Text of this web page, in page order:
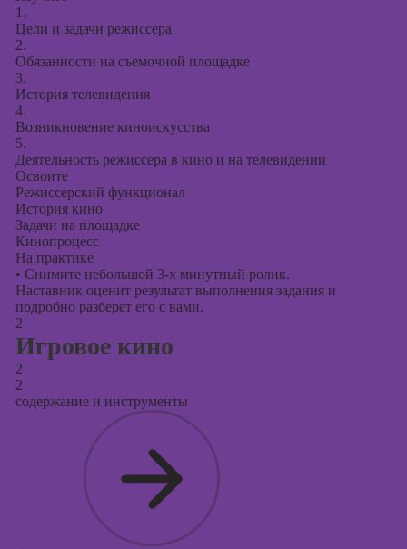
1.
Цели и задачи режиссера
2.
Обязанности на съемочной площадке
3.
История телевидения
4.
Возникновение киноискусства
5.
Деятельность режиссера в кино и на телевидении
Освоите
Режиссерский функционал
История кино
Задачи на площадке
Кинопроцесс
На практике
• Снимите небольшой 3-х минутный ролик.
Наставник оценит результат выполнения задания и
подробно разберет его с вами.
2
Игровое кино
2
2
содержание и инструменты